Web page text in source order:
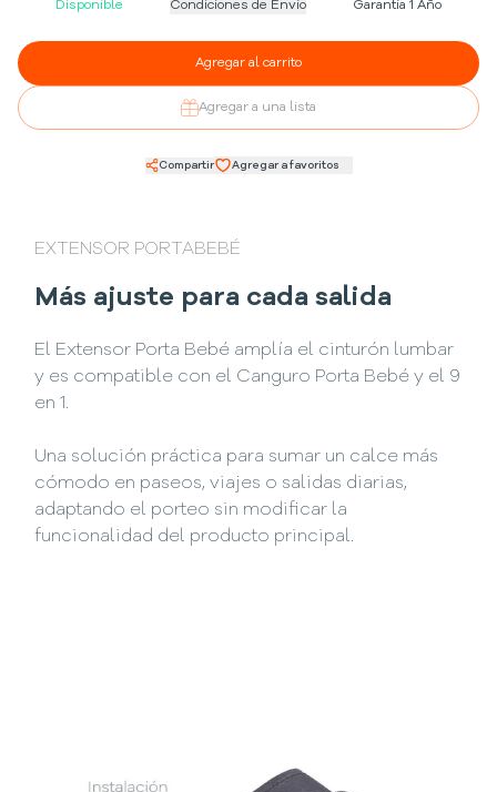
Disponible Condiciones de Envío Garantía 1 Año
Agregar al carrito
Agregar a una lista
Compartir Agregar a favoritos
EXTENSOR PORTABEBÉ
Más ajuste para cada salida
El Extensor Porta Bebé amplía el cinturón lumbar
y es compatible con el Canguro Porta Bebé y el 9
en 1.
Una solución práctica para sumar un calce más
cómodo en paseos, viajes o salidas diarias,
adaptando el porteo sin modificar la
funcionalidad del producto principal.